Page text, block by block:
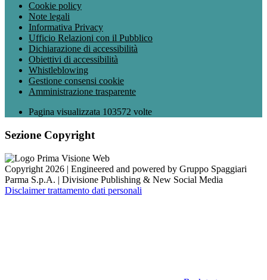
Cookie policy
Note legali
Informativa Privacy
Ufficio Relazioni con il Pubblico
Dichiarazione di accessibilità
Obiettivi di accessibilità
Whistleblowing
Gestione consensi cookie
Amministrazione trasparente
Pagina visualizzata 103572 volte
Sezione Copyright
Copyright 2026 | Engineered and powered by Gruppo Spaggiari
Parma S.p.A. | Divisione Publishing & New Social Media
Disclaimer trattamento dati personali